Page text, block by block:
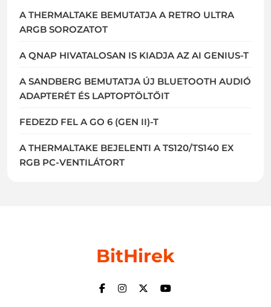
A THERMALTAKE BEMUTATJA A RETRO ULTRA
ARGB SOROZATOT
A QNAP HIVATALOSAN IS KIADJA AZ AI GENIUS-T
A SANDBERG BEMUTATJA ÚJ BLUETOOTH AUDIÓ
ADAPTERÉT ÉS LAPTOPTÖLTŐIT
FEDEZD FEL A GO 6 (GEN II)-T
A THERMALTAKE BEJELENTI A TS120/TS140 EX
RGB PC-VENTILÁTORT
BitHirek